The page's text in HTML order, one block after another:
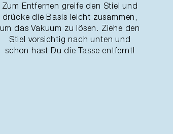
Zum Entfernen greife den Stiel und
drücke die Basis leicht zusammen,
um das Vakuum zu lösen. Ziehe den
Stiel vorsichtig nach unten und
schon hast Du die Tasse entfernt!